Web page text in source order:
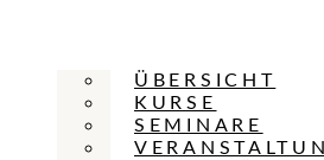
ÜBERSICHT
KURSE
SEMINARE